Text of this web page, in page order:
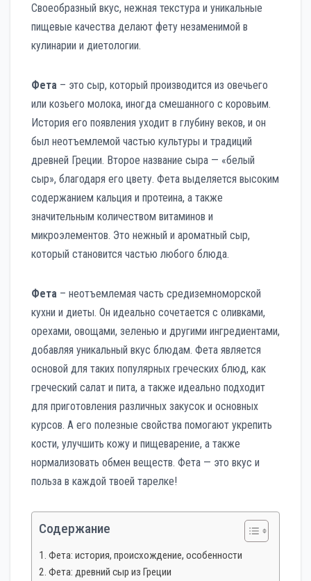
Своеобразный вкус, нежная текстура и уникальные
пищевые качества делают фету незаменимой в
кулинарии и диетологии.
Фета – это сыр, который производится из овечьего
или козьего молока, иногда смешанного с коровьим.
История его появления уходит в глубину веков, и он
был неотъемлемой частью культуры и традиций
древней Греции. Второе название сыра — «белый
сыр», благодаря его цвету. Фета выделяется высоким
содержанием кальция и протеина, а также
значительным количеством витаминов и
микроэлементов. Это нежный и ароматный сыр,
который становится частью любого блюда.
Фета – неотъемлемая часть средиземноморской
кухни и диеты. Он идеально сочетается с оливками,
орехами, овощами, зеленью и другими ингредиентами,
добавляя уникальный вкус блюдам. Фета является
основой для таких популярных греческих блюд, как
греческий салат и пита, а также идеально подходит
для приготовления различных закусок и основных
курсов. А его полезные свойства помогают укрепить
кости, улучшить кожу и пищеварение, а также
нормализовать обмен веществ. Фета — это вкус и
польза в каждой твоей тарелке!
Содержание
Фета: история, происхождение, особенности
Фета: древний сыр из Греции